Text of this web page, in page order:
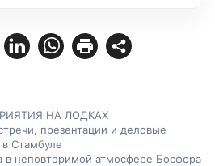
НА ЛОДКАХ
презентации и деловые
Стамбуле
неповторимой атмосфере Босфора